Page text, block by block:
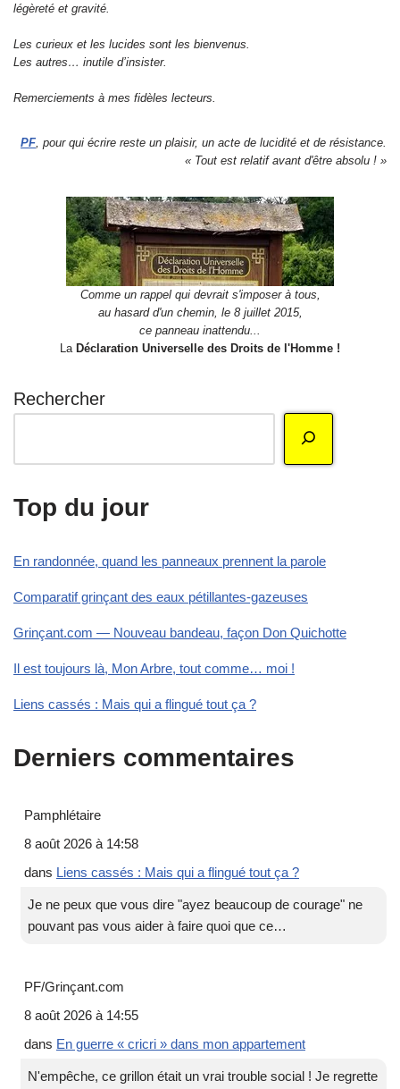
légèreté et gravité.
Les curieux et les lucides sont les bienvenus.
Les autres… inutile d’insister.
Remerciements à mes fidèles lecteurs.
PF, pour qui écrire reste un plaisir, un acte de lucidité et de résistance.
« Tout est relatif avant d'être absolu ! »
Comme un rappel qui devrait s'imposer à tous,
au hasard d'un chemin, le 8 juillet 2015,
ce panneau inattendu...
La Déclaration Universelle des Droits de l'Homme !
Rechercher
Top du jour
En randonnée, quand les panneaux prennent la parole
Comparatif grinçant des eaux pétillantes-gazeuses
Grinçant.com — Nouveau bandeau, façon Don Quichotte
Il est toujours là, Mon Arbre, tout comme… moi !
Liens cassés : Mais qui a flingué tout ça ?
Derniers commentaires
Pamphlétaire
8 août 2026 à 14:58
dans Liens cassés : Mais qui a flingué tout ça ?
Je ne peux que vous dire "ayez beaucoup de courage" ne
pouvant pas vous aider à faire quoi que ce…
PF/Grinçant.com
8 août 2026 à 14:55
dans En guerre « cricri » dans mon appartement
N'empêche, ce grillon était un vrai trouble social ! Je regrette